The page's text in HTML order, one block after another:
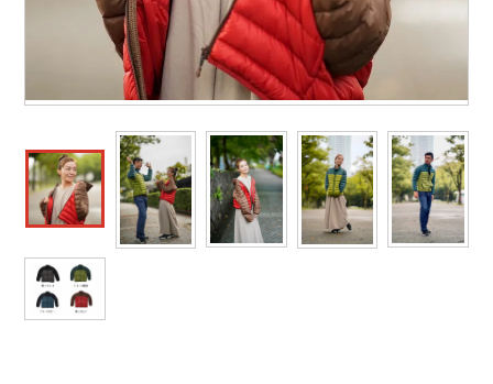
コンプレッションウェア
作業用ポロシャツ
安全保護具
レインウェア・カッパ
ヤッケ
空調服ランキング
コンプレッションウェアランキング
作業用ポロシャツランキング
作業用手袋ランキング
レインウェアランキング
おたふく手袋 マック
住商モンブラン ボンマックス
GUSH FORCE CUP
GDジャパン カーシーカシマ
シンメン
DIY・日曜大工作業服
飲食店ユニフォーム
運送・倉庫作業服
清掃・ビルメンテ作業服
夜間・高視認性安全服